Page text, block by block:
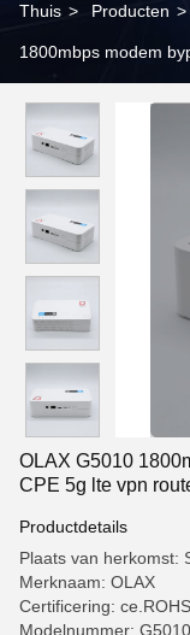
Thuis > Producten >
1800mbps modem
OLAX G5010
CPE 5g lte vpn
Productdetails
Plaats van herkomst:
Merknaam: OLAX
Certificering: ce.ROHS
Modelnummer: G5010